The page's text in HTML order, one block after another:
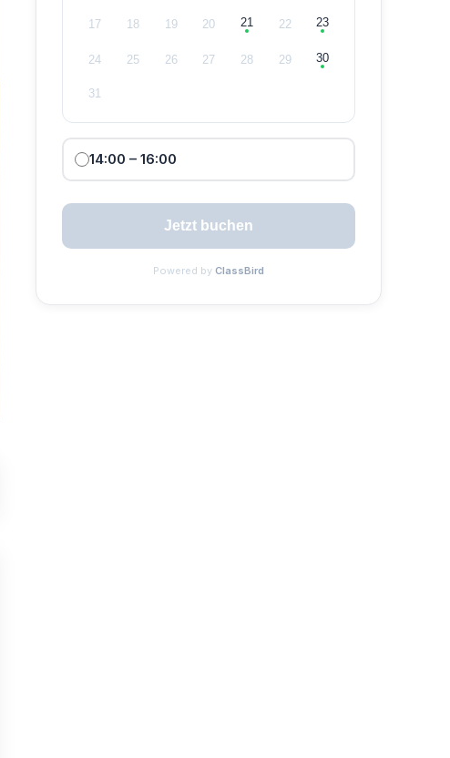
17 18 19 20 21 22 23
24 25 26 27 28 29 30
31
14:00 – 16:00
Jetzt buchen
Powered byClassBird